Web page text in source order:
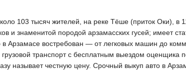
103 тысяч жителей, на реке Тёше (приток Оки), в
и знаменитой породой арзамасских гусей; имеет
в Арзамасе востребован — от легковых машин до
транспорт с бесплатным выездом оценщика
называет честную цену. Срочный выкуп авто в